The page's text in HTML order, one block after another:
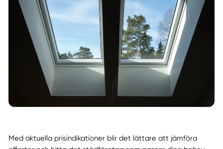
Med aktuella prisindikationer blir det lättare att jämföra